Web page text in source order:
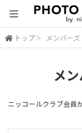
全体検索
トップ＞ メンバー
メ
ニッコールクラブ会員